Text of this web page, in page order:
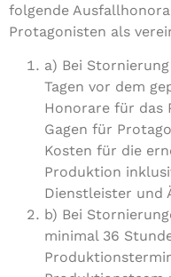
folgende
Protagonisten als
a) Bei
Tagen vor dem
Honorare für das
Gagen für
Kosten für die
Produktion
Dienstleister und
b) Bei
minimal 36